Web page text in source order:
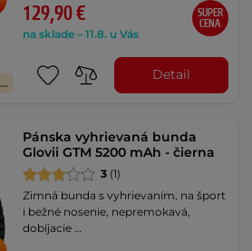
Výmena veľkosti zadarmo
129,90 €
na sklade – 11.8. u Vás
SUPER
CENA
Detail
Pánska vyhrievaná bunda
Glovii GTM 5200 mAh - čierna
3 (1)
Zimná bunda s vyhrievaním, na šport
i bežné nosenie, nepremokavá,
dobíjacie …